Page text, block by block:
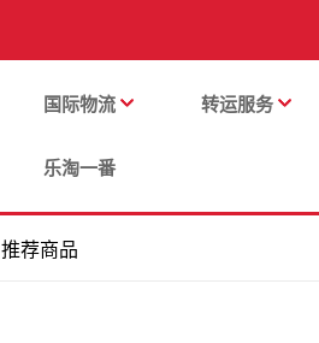
国际物流 转运服务
乐淘一番
推荐商品